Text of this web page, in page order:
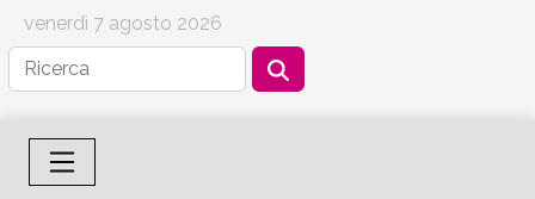
venerdì 7 agosto 2026